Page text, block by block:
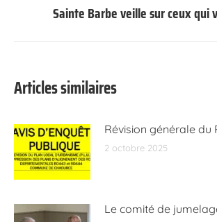
Article
Sainte Barbe veille sur ceux
Articles similaires
Révision générale du
2 octobre 2025
Le comité de